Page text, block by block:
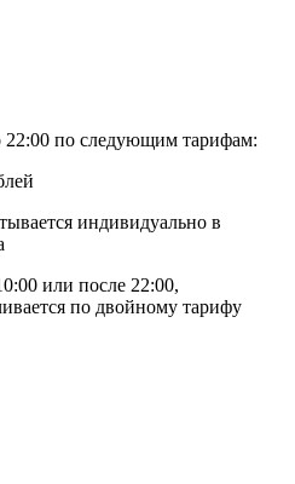
22:00 по следующим тарифам:
индивидуально в
или после 22:00,
по двойному тарифу